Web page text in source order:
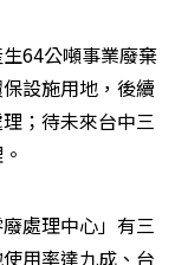
64公噸事業廢棄
設施用地，後續
；待未來台中三
處理中心」有三
用率達九成、台